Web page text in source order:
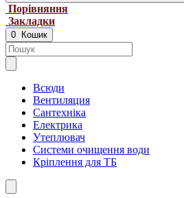
Порівняння
Закладки
0 Кошик
Всюди
Вентиляция
Сантехніка
Електрика
Утеплювач
Системи очищення води
Кріплення для ТБ